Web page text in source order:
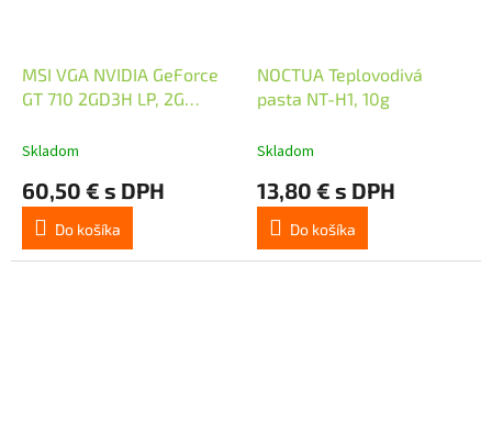
MSI VGA NVIDIA GeForce
GT 710 2GD3H LP, 2G
1xDVI
Skladom
60,50 € s DPH
Do košíka
NOCTUA Teplovodivá
pasta NT-H1, 10g
Skladom
13,80 € s DPH
Do košíka